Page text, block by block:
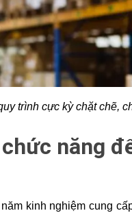
trình cực kỳ chặt chẽ,
năng
kinh nghiệm cung